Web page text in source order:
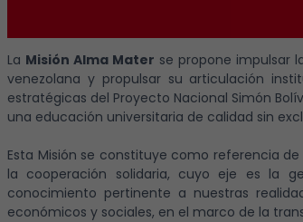
La Misión Alma Mater se propone impulsar
venezolana y propulsar su articulación
estratégicas del Proyecto Nacional Simón
una educación universitaria de calidad sin
Esta Misión se constituye como referencia
la cooperación solidaria, cuyo eje es la
conocimiento pertinente a nuestras
económicos y sociales, en el marco de la